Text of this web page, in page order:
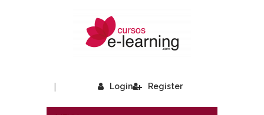
Login
| Register